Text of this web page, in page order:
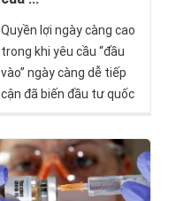
Quyền lợi ngày càng cao
trong khi yêu cầu “đầu
vào” ngày càng dễ tiếp
cận đã biến đầu tư quốc
một trào lưu hấp dẫn với
cả cấp trung lưu, vươn
rộng tới cả các nước